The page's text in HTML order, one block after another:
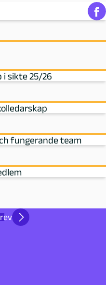
i sikte 25/26
fungerande team